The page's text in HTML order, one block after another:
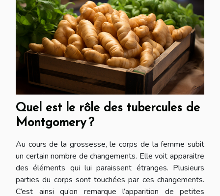
Quel est le rôle des tubercules de
Montgomery ?
Au cours de la grossesse, le corps de la femme subit
un certain nombre de changements. Elle voit apparaitre
des éléments qui lui paraissent étranges. Plusieurs
parties du corps sont touchées par ces changements.
C’est ainsi qu’on remarque l’apparition de petites